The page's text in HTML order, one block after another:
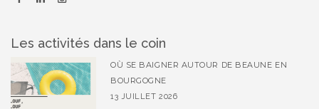
Les activités dans le coin
OÙ SE BAIGNER AUTOUR DE BEAUNE EN
BOURGOGNE
13 JUILLET 2026